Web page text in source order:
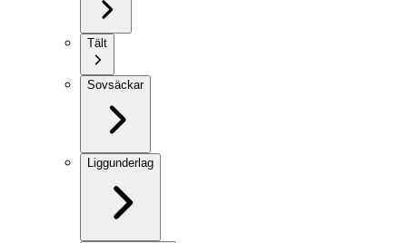
Tält
Sovsäckar
Liggunderlag